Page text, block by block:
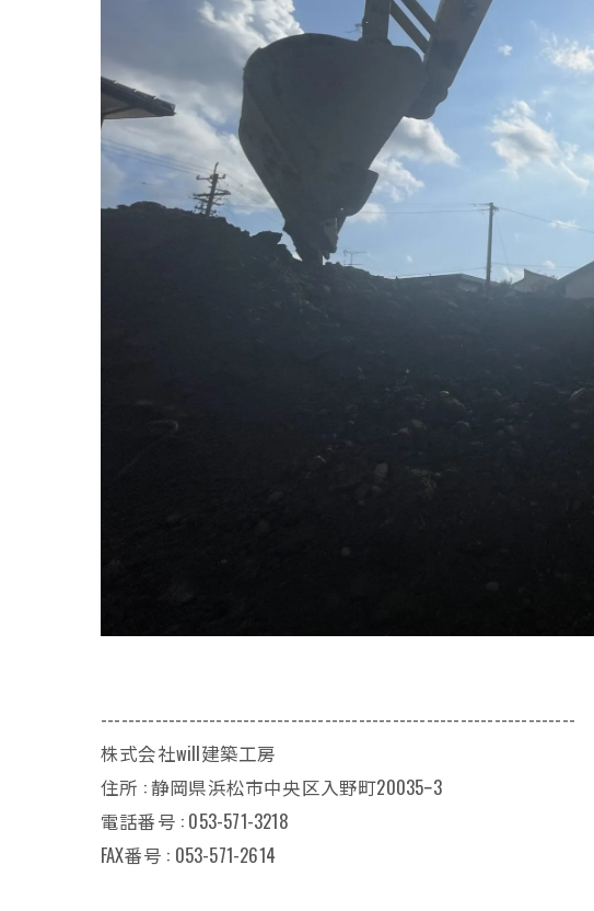
----------------------------------------------------------------------
株式会社will建築工房
住所 : 静岡県浜松市中央区入野町20035ｰ3
電話番号 : 053-571-3218
FAX番号 : 053-571-2614